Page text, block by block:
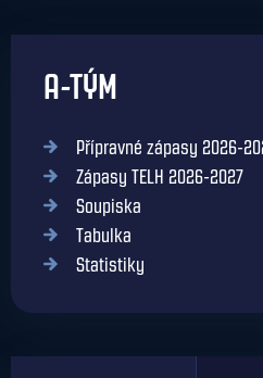
A-TÝM
Přípravné zápasy 2026-
Zápasy TELH 2026-2027
Soupiska
Tabulka
Statistiky